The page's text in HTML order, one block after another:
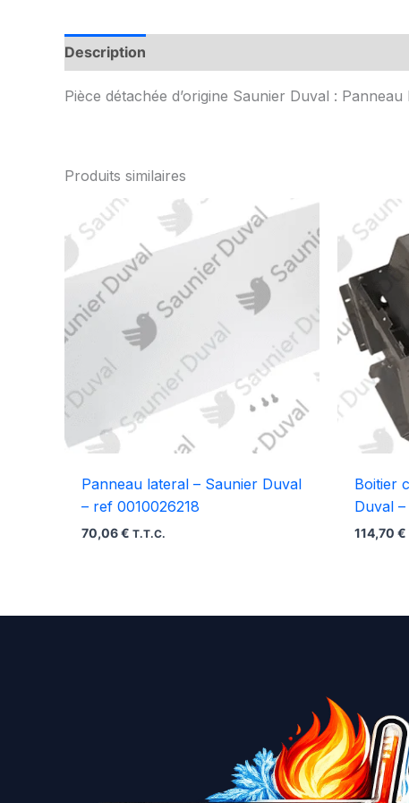
Description
Pièce détachée d’origine Saunier Duval :
Produits similaires
Panneau lateral – Saunier Duval
– ref 0010026218
70,06€ T.T.C.
Boitier
Duval
114,70€